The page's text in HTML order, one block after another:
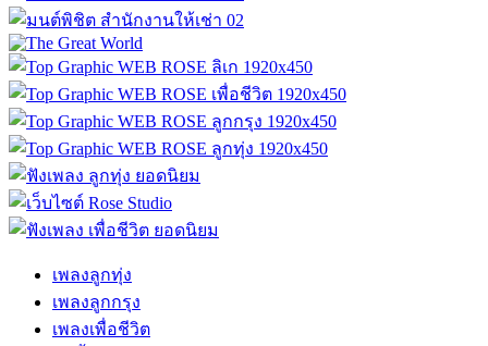
เพลงลูกทุ่ง
เพลงลูกกรุง
เพลงเพื่อชีวิต